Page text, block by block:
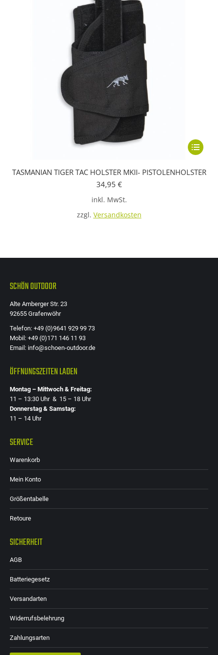
Dieses
weist
TASMANIAN TIGER TAC HOLSTER MKII- PISTOLENHOLSTER
34,95 €
inkl. MwSt.
zzgl. Versandkosten
SCHÖN OUTDOOR
Alte Amberger Str. 23
92655 Grafenwöhr
Telefon: +49 (0)9641 929 99 73
Mobil: +49 (0)171 146 11 93
Email: info@schoen-outdoor.de
ÖFFNUNGSZEITEN LADEN
Montag – Mittwoch & Freitag:
11 – 13:30 Uhr & 15 – 18 Uhr
Donnerstag & Samstag:
11 – 14 Uhr
SERVICE
Warenkorb
Mein Konto
Größentabelle
Retoure
SICHERHEIT
AGB
Batteriegesetz
Versandarten
Widerrufsbelehrung
Zahlungsarten